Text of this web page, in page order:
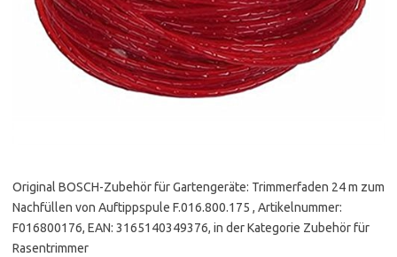
Original BOSCH-Zubehör für Gartengeräte: Trimmerfaden 24 m zum
Nachfüllen von Auftippspule F.016.800.175 , Artikelnummer:
F016800176, EAN: 3165140349376, in der Kategorie Zubehör für
Rasentrimmer